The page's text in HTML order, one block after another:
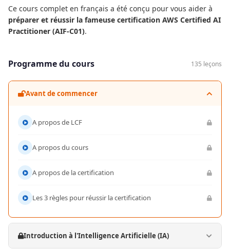
Ce cours complet en français a été conçu pour vous aider à
préparer et réussir la fameuse certification AWS Certified AI
Practitioner (AIF-C01).
Programme du cours 135 leçons
Avant de commencer
A propos de LCF
A propos du cours
A propos de la certification
Les 3 règles pour réussir la certification
Introduction à l'Intelligence Artificielle (IA)